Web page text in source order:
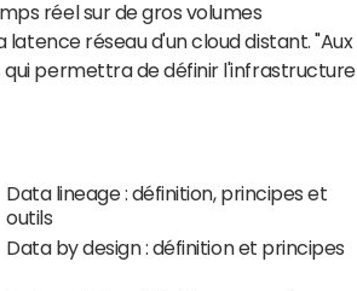
réel sur de gros volumes
réseau d'un cloud distant. "Aux
qui permettra de définir l'infrastructure
Data lineage : définition, principes et
outils
Data by design : définition et principes